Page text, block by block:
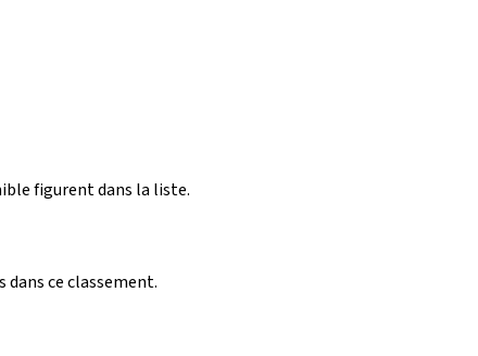
figurent dans la liste.
ce classement.